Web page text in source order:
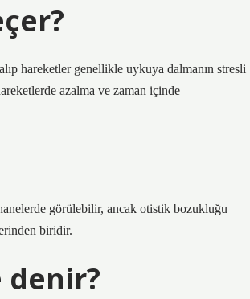
hareketler genellikle uykuya dalmanın stresli
azalma ve zaman içinde
görülebilir, ancak otistik bozukluğu
biridir.